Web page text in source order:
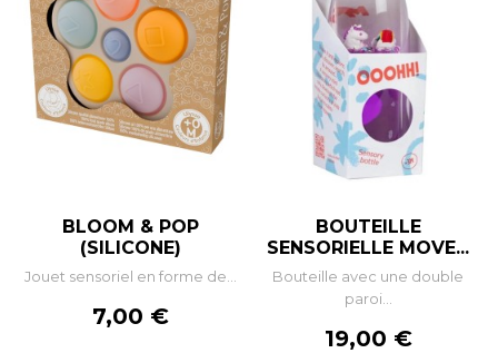
BLOOM & POP
(SILICONE)
Jouet sensoriel en forme de...
Prix
7,00 €
BOUTEILLE
SENSORIELLE MOVE...
Bouteille avec une double
paroi...
Prix
19,00 €